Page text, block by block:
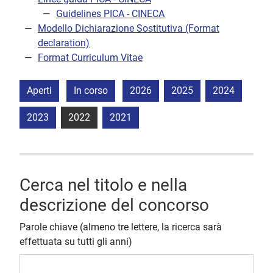
Guidelines PICA - CINECA
Modello Dichiarazione Sostitutiva (Format
declaration)
Format Curriculum Vitae
Aperti In corso 2026 2025 2024
2023 2022 2021
Cerca nel titolo e nella
descrizione del concorso
Parole chiave (almeno tre lettere, la ricerca sarà
effettuata su tutti gli anni)